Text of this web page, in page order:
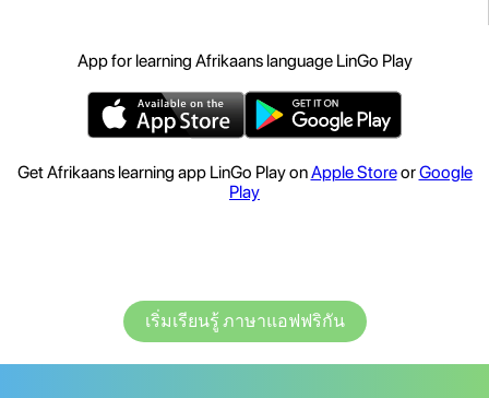
App for learning Afrikaans language LinGo Play
Get Afrikaans learning app LinGo Play onApple StoreorGoogle
Play
เริ่มเรียนรู้ ภาษาแอฟฟริกัน